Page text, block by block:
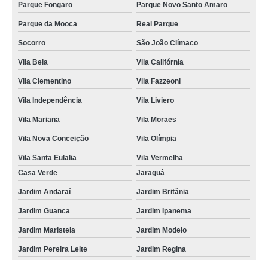
Parque Fongaro Parque Novo Santo Amaro
Parque da Mooca Real Parque
Socorro São João Clímaco
Vila Bela Vila Califórnia
Vila Clementino Vila Fazzeoni
Vila Independência Vila Liviero
Vila Mariana Vila Moraes
Vila Nova Conceição Vila Olímpia
Vila Santa Eulalia
Vila Vermelha
Casa Verde
Jaraguá
Jardim Andaraí Jardim Britânia
Jardim Guanca Jardim Ipanema
Jardim Maristela Jardim Modelo
Jardim Pereira Leite Jardim Regina